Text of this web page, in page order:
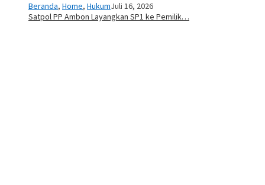
Beranda, Home, HukumJuli 16, 2026
Satpol PP Ambon Layangkan SP1 ke Pemilik…